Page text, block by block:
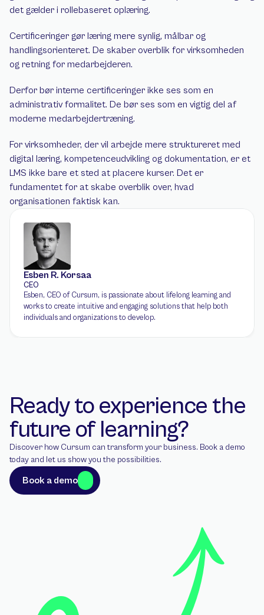
Esben R. Korsaa
CEO
Esben, CEO of Cursum, is passionate about lifelong learning and
works to create intuitive and engaging solutions that help both
individuals and organizations to develop.
det gælder i rollebaseret oplæring.
Certificeringer gør læring mere synlig, målbar og
handlingsorienteret. De skaber overblik for virksomheden
og retning for medarbejderen.
Derfor bør interne certificeringer ikke ses som en
administrativ formalitet. De bør ses som en vigtig del af
moderne medarbejdertræning.
For virksomheder, der vil arbejde mere struktureret med
digital læring, kompetenceudvikling og dokumentation, er et
LMS ikke bare et sted at placere kurser. Det er
fundamentet for at skabe overblik over, hvad
organisationen faktisk kan.
Ready to experience the
future of learning?
Discover how Cursum can transform your business. Book a demo
today and let us show you the possibilities.
Book a demo
Book a demo